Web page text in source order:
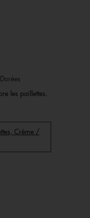
les paillettes.
Crème /